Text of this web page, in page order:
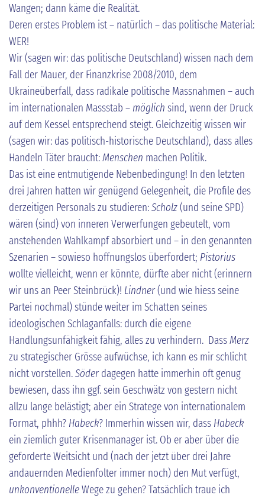
Wangen; dann käme die Realität.
Deren erstes Problem ist – natürlich – das politische Material:
WER!
Wir (sagen wir: das politische Deutschland) wissen nach dem
Fall der Mauer, der Finanzkrise 2008/2010, dem
Ukraineüberfall, dass radikale politische Massnahmen – auch
im internationalen Massstab – möglich sind, wenn der Druck
auf dem Kessel entsprechend steigt. Gleichzeitig wissen wir
(sagen wir: das politisch-historische Deutschland), dass alles
Handeln Täter braucht:Menschen machen Politik.
Das ist eine entmutigende Nebenbedingung! In den letzten
drei Jahren hatten wir genügend Gelegenheit, die Profile des
derzeitigen Personals zu studieren:Scholz(und seine SPD)
wären (sind) von inneren Verwerfungen gebeutelt, vom
anstehenden Wahlkampf absorbiert und – in den genannten
Szenarien – sowieso hoffnungslos überfordert; Pistorius
wollte vielleicht, wenn er könnte, dürfte aber nicht (erinnern
wir uns an Peer Steinbrück)! Lindner(und wie hiess seine
Partei nochmal) stünde weiter im Schatten seines
ideologischen Schlaganfalls: durch die eigene
Handlungsunfähigkeit fähig, alles zu verhindern. DassMerz
zu strategischer Grösse aufwüchse, ich kann es mir schlicht
nicht vorstellen.Söderdagegen hatte immerhin oft genug
bewiesen, dass ihn ggf. sein Geschwätz von gestern nicht
allzu lange belästigt; aber ein Stratege von internationalem
Format, phhh? Habeck? Immerhin wissen wir, dass Habeck
ein ziemlich guter Krisenmanager ist. Ob er aber über die
geforderte Weitsicht und (nach der jetzt über drei Jahre
andauernden Medienfolter immer noch) den Mut verfügt,
unkonventionelleWege zu gehen? Tatsächlich traue ich